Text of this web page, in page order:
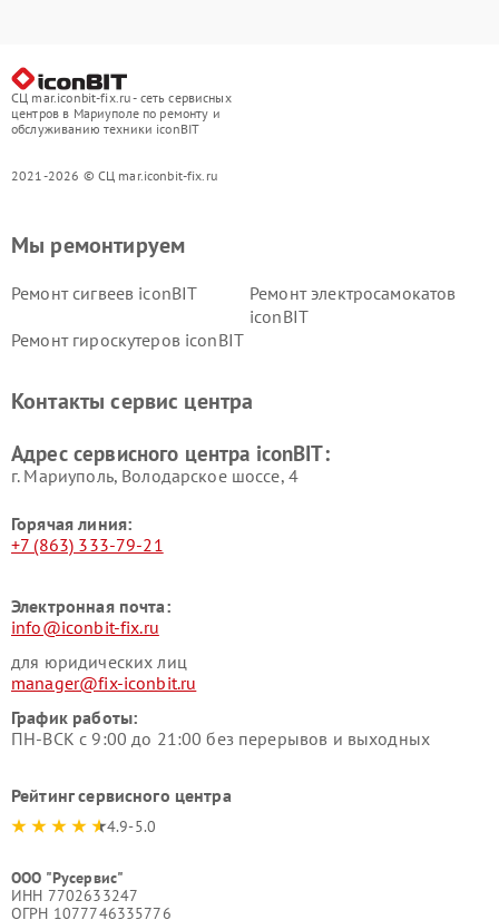
СЦ mar.iconbit-fix.ru - сеть сервисных
центров в Мариуполе по ремонту и
обслуживанию техники iconBIT
2021-2026 © СЦ mar.iconbit-fix.ru
Мы ремонтируем
Ремонт сигвеев iconBIT
Ремонт электросамокатов
iconBIT
Ремонт гироскутеров iconBIT
Контакты сервис центра
Адрес сервисного центра iconBIT:
г. Мариуполь, Володарское шоссе, 4
Горячая линия:
+7 (863) 333-79-21
Электронная почта:
info@iconbit-fix.ru
для юридических лиц
manager@fix-iconbit.ru
График работы:
ПН-ВСК с 9:00 до 21:00 без перерывов и выходных
Рейтинг сервисного центра
4.9-5.0
ООО "Русервис"
ИНН 7702633247
ОГРН 1077746335776